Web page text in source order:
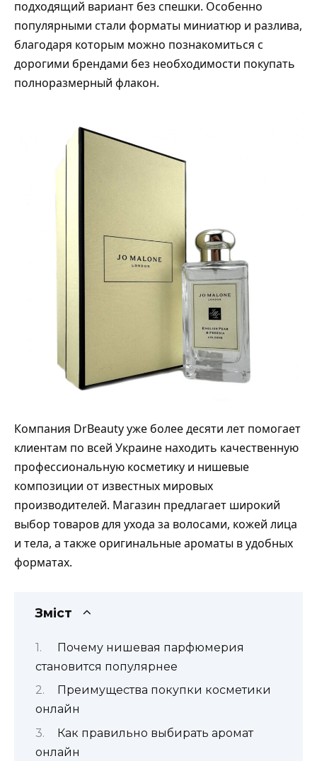
подходящий вариант без спешки. Особенно
популярными стали форматы миниатюр и разлива,
благодаря которым можно познакомиться с
дорогими брендами без необходимости покупать
полноразмерный флакон.
Компания DrBeauty уже более десяти лет помогает
клиентам по всей Украине находить качественную
профессиональную косметику и нишевые
композиции от известных мировых
производителей. Магазин предлагает широкий
выбор товаров для ухода за волосами, кожей лица
и тела, а также оригинальные ароматы в удобных
форматах.
Зміст
Почему нишевая парфюмерия
становится популярнее
Преимущества покупки косметики
онлайн
Как правильно выбирать аромат
онлайн